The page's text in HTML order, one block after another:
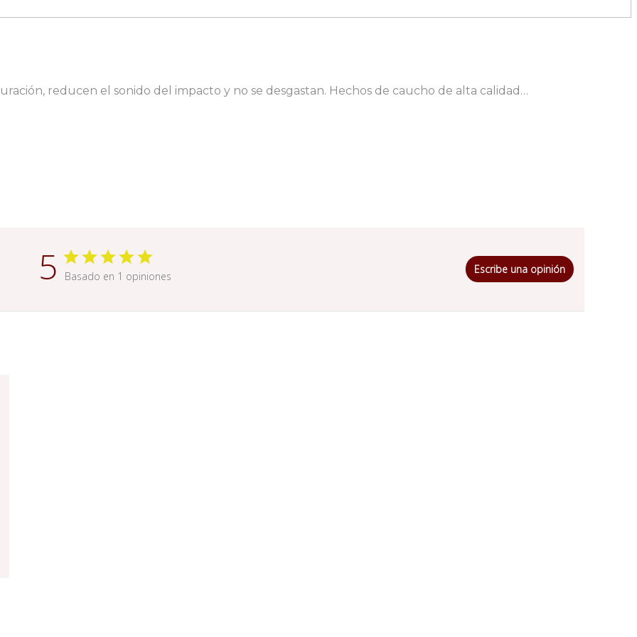
reducen el sonido del impacto y no se desgastan. Hechos de caucho de alta calidad…
5 Basado en 1 opiniones
Escribe una opinión